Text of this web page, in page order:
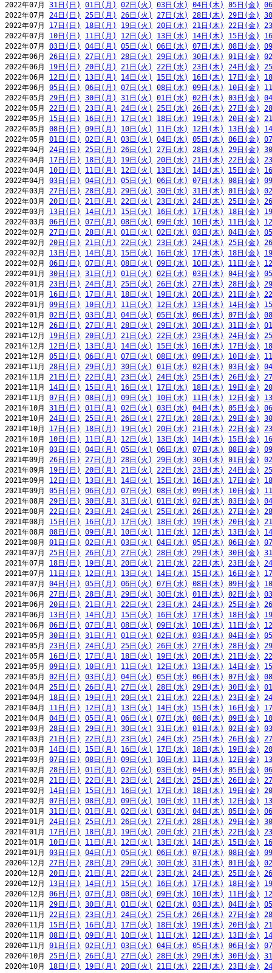
2022年07月 31日(日) 01日(月) 02日(火) 03日(水) 04日(木) 05日(金)
2022年07月 24日(日) 25日(月) 26日(火) 27日(水) 28日(木) 29日(金)
2022年07月 17日(日) 18日(月) 19日(火) 20日(水) 21日(木) 22日(金)
2022年07月 10日(日) 11日(月) 12日(火) 13日(水) 14日(木) 15日(金)
2022年07月 03日(日) 04日(月) 05日(火) 06日(水) 07日(木) 08日(金)
2022年06月 26日(日) 27日(月) 28日(火) 29日(水) 30日(木) 01日(金)
2022年06月 19日(日) 20日(月) 21日(火) 22日(水) 23日(木) 24日(金)
2022年06月 12日(日) 13日(月) 14日(火) 15日(水) 16日(木) 17日(金)
2022年06月 05日(日) 06日(月) 07日(火) 08日(水) 09日(木) 10日(金)
2022年05月 29日(日) 30日(月) 31日(火) 01日(水) 02日(木) 03日(金)
2022年05月 22日(日) 23日(月) 24日(火) 25日(水) 26日(木) 27日(金)
2022年05月 15日(日) 16日(月) 17日(火) 18日(水) 19日(木) 20日(金)
2022年05月 08日(日) 09日(月) 10日(火) 11日(水) 12日(木) 13日(金)
2022年05月 01日(日) 02日(月) 03日(火) 04日(水) 05日(木) 06日(金)
2022年04月 24日(日) 25日(月) 26日(火) 27日(水) 28日(木) 29日(金)
2022年04月 17日(日) 18日(月) 19日(火) 20日(水) 21日(木) 22日(金)
2022年04月 10日(日) 11日(月) 12日(火) 13日(水) 14日(木) 15日(金)
2022年04月 03日(日) 04日(月) 05日(火) 06日(水) 07日(木) 08日(金)
2022年03月 27日(日) 28日(月) 29日(火) 30日(水) 31日(木) 01日(金)
2022年03月 20日(日) 21日(月) 22日(火) 23日(水) 24日(木) 25日(金)
2022年03月 13日(日) 14日(月) 15日(火) 16日(水) 17日(木) 18日(金)
2022年03月 06日(日) 07日(月) 08日(火) 09日(水) 10日(木) 11日(金)
2022年02月 27日(日) 28日(月) 01日(火) 02日(水) 03日(木) 04日(金)
2022年02月 20日(日) 21日(月) 22日(火) 23日(水) 24日(木) 25日(金)
2022年02月 13日(日) 14日(月) 15日(火) 16日(水) 17日(木) 18日(金)
2022年02月 06日(日) 07日(月) 08日(火) 09日(水) 10日(木) 11日(金)
2022年01月 30日(日) 31日(月) 01日(火) 02日(水) 03日(木) 04日(金)
2022年01月 23日(日) 24日(月) 25日(火) 26日(水) 27日(木) 28日(金)
2022年01月 16日(日) 17日(月) 18日(火) 19日(水) 20日(木) 21日(金)
2022年01月 09日(日) 10日(月) 11日(火) 12日(水) 13日(木) 14日(金)
2022年01月 02日(日) 03日(月) 04日(火) 05日(水) 06日(木) 07日(金)
2021年12月 26日(日) 27日(月) 28日(火) 29日(水) 30日(木) 31日(金)
2021年12月 19日(日) 20日(月) 21日(火) 22日(水) 23日(木) 24日(金)
2021年12月 12日(日) 13日(月) 14日(火) 15日(水) 16日(木) 17日(金)
2021年12月 05日(日) 06日(月) 07日(火) 08日(水) 09日(木) 10日(金)
2021年11月 28日(日) 29日(月) 30日(火) 01日(水) 02日(木) 03日(金)
2021年11月 21日(日) 22日(月) 23日(火) 24日(水) 25日(木) 26日(金)
2021年11月 14日(日) 15日(月) 16日(火) 17日(水) 18日(木) 19日(金)
2021年11月 07日(日) 08日(月) 09日(火) 10日(水) 11日(木) 12日(金)
2021年10月 31日(日) 01日(月) 02日(火) 03日(水) 04日(木) 05日(金)
2021年10月 24日(日) 25日(月) 26日(火) 27日(水) 28日(木) 29日(金)
2021年10月 17日(日) 18日(月) 19日(火) 20日(水) 21日(木) 22日(金)
2021年10月 10日(日) 11日(月) 12日(火) 13日(水) 14日(木) 15日(金)
2021年10月 03日(日) 04日(月) 05日(火) 06日(水) 07日(木) 08日(金)
2021年09月 26日(日) 27日(月) 28日(火) 29日(水) 30日(木) 01日(金)
2021年09月 19日(日) 20日(月) 21日(火) 22日(水) 23日(木) 24日(金)
2021年09月 12日(日) 13日(月) 14日(火) 15日(水) 16日(木) 17日(金)
2021年09月 05日(日) 06日(月) 07日(火) 08日(水) 09日(木) 10日(金)
2021年08月 29日(日) 30日(月) 31日(火) 01日(水) 02日(木) 03日(金)
2021年08月 22日(日) 23日(月) 24日(火) 25日(水) 26日(木) 27日(金)
2021年08月 15日(日) 16日(月) 17日(火) 18日(水) 19日(木) 20日(金)
2021年08月 08日(日) 09日(月) 10日(火) 11日(水) 12日(木) 13日(金)
2021年08月 01日(日) 02日(月) 03日(火) 04日(水) 05日(木) 06日(金)
2021年07月 25日(日) 26日(月) 27日(火) 28日(水) 29日(木) 30日(金)
2021年07月 18日(日) 19日(月) 20日(火) 21日(水) 22日(木) 23日(金)
2021年07月 11日(日) 12日(月) 13日(火) 14日(水) 15日(木) 16日(金)
2021年07月 04日(日) 05日(月) 06日(火) 07日(水) 08日(木) 09日(金)
2021年06月 27日(日) 28日(月) 29日(火) 30日(水) 01日(木) 02日(金)
2021年06月 20日(日) 21日(月) 22日(火) 23日(水) 24日(木) 25日(金)
2021年06月 13日(日) 14日(月) 15日(火) 16日(水) 17日(木) 18日(金)
2021年06月 06日(日) 07日(月) 08日(火) 09日(水) 10日(木) 11日(金)
2021年05月 30日(日) 31日(月) 01日(火) 02日(水) 03日(木) 04日(金)
2021年05月 23日(日) 24日(月) 25日(火) 26日(水) 27日(木) 28日(金)
2021年05月 16日(日) 17日(月) 18日(火) 19日(水) 20日(木) 21日(金)
2021年05月 09日(日) 10日(月) 11日(火) 12日(水) 13日(木) 14日(金)
2021年05月 02日(日) 03日(月) 04日(火) 05日(水) 06日(木) 07日(金)
2021年04月 25日(日) 26日(月) 27日(火) 28日(水) 29日(木) 30日(金)
2021年04月 18日(日) 19日(月) 20日(火) 21日(水) 22日(木) 23日(金)
2021年04月 11日(日) 12日(月) 13日(火) 14日(水) 15日(木) 16日(金)
2021年04月 04日(日) 05日(月) 06日(火) 07日(水) 08日(木) 09日(金)
2021年03月 28日(日) 29日(月) 30日(火) 31日(水) 01日(木) 02日(金)
2021年03月 21日(日) 22日(月) 23日(火) 24日(水) 25日(木) 26日(金)
2021年03月 14日(日) 15日(月) 16日(火) 17日(水) 18日(木) 19日(金)
2021年03月 07日(日) 08日(月) 09日(火) 10日(水) 11日(木) 12日(金)
2021年02月 28日(日) 01日(月) 02日(火) 03日(水) 04日(木) 05日(金)
2021年02月 21日(日) 22日(月) 23日(火) 24日(水) 25日(木) 26日(金)
2021年02月 14日(日) 15日(月) 16日(火) 17日(水) 18日(木) 19日(金)
2021年02月 07日(日) 08日(月) 09日(火) 10日(水) 11日(木) 12日(金)
2021年01月 31日(日) 01日(月) 02日(火) 03日(水) 04日(木) 05日(金)
2021年01月 24日(日) 25日(月) 26日(火) 27日(水) 28日(木) 29日(金)
2021年01月 17日(日) 18日(月) 19日(火) 20日(水) 21日(木) 22日(金)
2021年01月 10日(日) 11日(月) 12日(火) 13日(水) 14日(木) 15日(金)
2021年01月 03日(日) 04日(月) 05日(火) 06日(水) 07日(木) 08日(金)
2020年12月 27日(日) 28日(月) 29日(火) 30日(水) 31日(木) 01日(金)
2020年12月 20日(日) 21日(月) 22日(火) 23日(水) 24日(木) 25日(金)
2020年12月 13日(日) 14日(月) 15日(火) 16日(水) 17日(木) 18日(金)
2020年12月 06日(日) 07日(月) 08日(火) 09日(水) 10日(木) 11日(金)
2020年11月 29日(日) 30日(月) 01日(火) 02日(水) 03日(木) 04日(金)
2020年11月 22日(日) 23日(月) 24日(火) 25日(水) 26日(木) 27日(金)
2020年11月 15日(日) 16日(月) 17日(火) 18日(水) 19日(木) 20日(金)
2020年11月 08日(日) 09日(月) 10日(火) 11日(水) 12日(木) 13日(金)
2020年11月 01日(日) 02日(月) 03日(火) 04日(水) 05日(木) 06日(金)
2020年10月 25日(日) 26日(月) 27日(火) 28日(水) 29日(木) 30日(金)
2020年10月 18日(日) 19日(月) 20日(火) 21日(水) 22日(木) 23日(金)